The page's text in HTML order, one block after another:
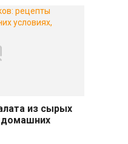
из сырых
домашних